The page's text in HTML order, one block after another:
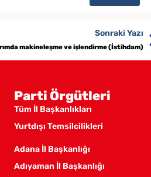
Sonraki Yazı
makineleşme ve işlendirme (İstihdam)
Parti Örgütleri
Tüm İl Başkanlıkları
Yurtdışı Temsilcilikleri
Adana İl Başkanlığı
Adıyaman İl Başkanlığı